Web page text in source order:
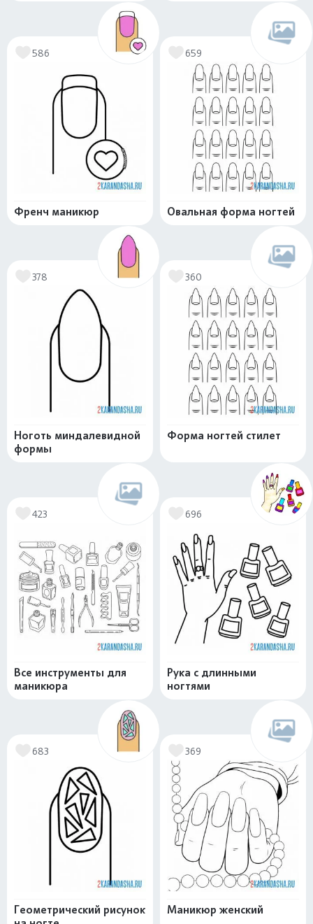
586
Френч маникюр
659
Овальная форма ногтей
378
Ноготь миндалевидной
формы
360
Форма ногтей стилет
423
Все инструменты для
маникюра
696
Рука с длинными
ногтями
683
Геометрический рисунок
369
Маникюр женский